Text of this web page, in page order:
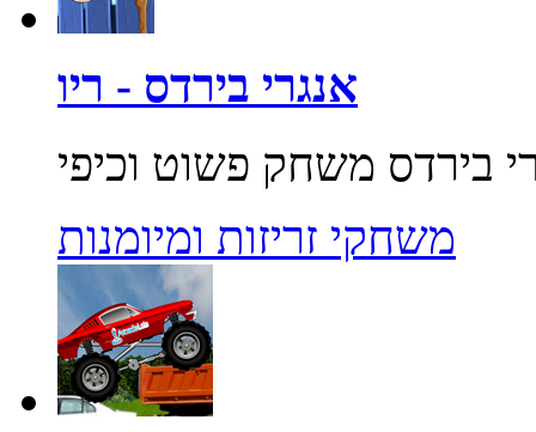
אנגרי בירדס - ריו
משחקי זריזות ומיומנות